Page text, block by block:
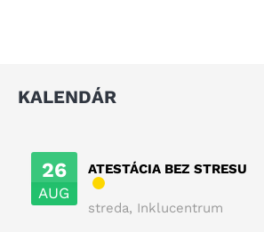
KALENDÁR
26
AUG
ATESTÁCIA BEZ STRESU
streda, Inklucentrum